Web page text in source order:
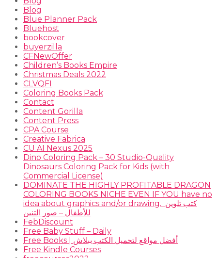
Blog
Blue Planner Pack
Bluehost
bookcover
buyerzilla
CFNewOffer
Children’s Books Empire
Christmas Deals 2022
CLVQFI
Coloring Books Pack
Contact
Content Gorilla
Content Press
CPA Course
Creative Fabrica
CU AI Nexus 2025
Dino Coloring Pack – 30 Studio-Quality
Dinosaurs Coloring Pack for Kids (with
Commercial License)
DOMINATE THE HIGHLY PROFITABLE DRAGON
COLORING BOOKS NICHE EVEN IF YOU have no
idea about graphics and/or drawing. ​ كتب تلوين
للأطفال – صور التنين
FebDiscount
Free Baby Stuff – Daily
Free Books | أفضل مواقع لتحميل الكتب ببلاش
Free Kindle Courses